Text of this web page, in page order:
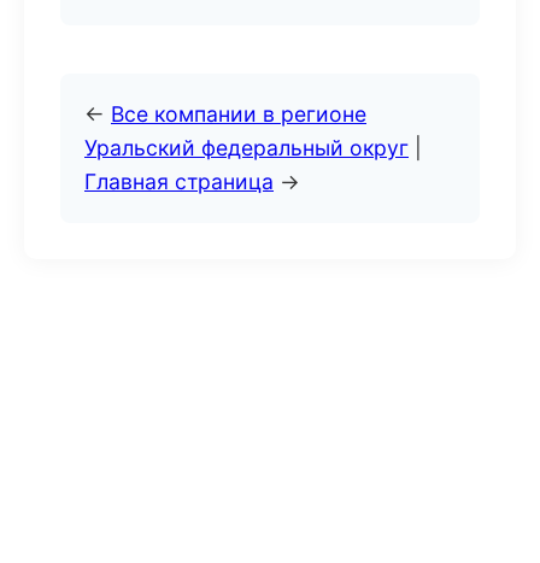
← Все компании в регионе
Уральский федеральный округ
Главная страница →